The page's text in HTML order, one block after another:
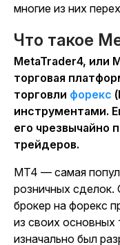
многие из них
Что такое
MetaTrader4, или
торговая
торговли форекс
инструментами.
его чрезвычайно
трейдеров.
MT4 — самая
розничных
брокер на форекс
из своих основных
изначально был